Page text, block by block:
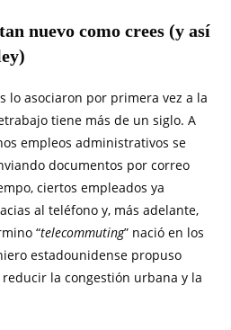
nuevo como crees (y así
lo asociaron por primera vez a la
tiene más de un siglo. A
empleos administrativos se
documentos por correo
ciertos empleados ya
al teléfono y, más adelante,
“telecommuting” nació en los
estadounidense propuso
la congestión urbana y la